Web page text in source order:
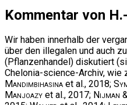
Kommentar von
Wir haben innerhalb der
über den illegalen und auch
(Pflanzenhandel) diskutiert
Chelonia-science-Archiv, wie
Mandimbihasina et al., 2018;
Manjoazy et al., 2017; Nijman